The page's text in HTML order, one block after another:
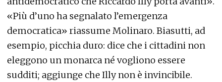
«Più d’uno ha segnalato l’emergenza
democratica» riassume Molinaro. Biasutti, ad
esempio, picchia duro: dice che i cittadini non
eleggono un monarca né vogliono essere
sudditi; aggiunge che Illy non è invincibile.